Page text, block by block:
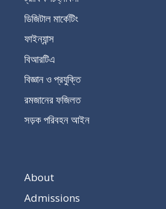
ডিজিটাল মার্কেটিং
ফাইন্যান্স
বিআরটিএ
বিজ্ঞান ও প্রযুক্তি
রমজানের ফজিলত
সড়ক পরিবহন আইন
About
Admissions